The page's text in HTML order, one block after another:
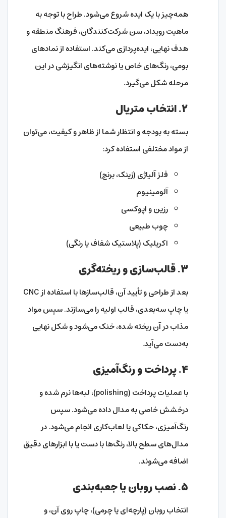
همه‌چیز با یک ایده شروع می‌شود. طراح با توجه به
ماهیت رویداد، سن شرکت‌کنندگان، فرهنگ منطقه و
هدف نهایی، ایده‌پردازی می‌کند. استفاده از نمادهای
بومی، رنگ‌های خاص یا نوشته‌های انگیزشی در این
مرحله شکل می‌گیرد.
۲. انتخاب متریال
بسته به بودجه و انتظار شما از ظاهر و کیفیت، می‌توان
از مواد مختلفی استفاده کرد:
فلز آلیاژی (زینک، برنج)
آلومینیوم
رزین و اپوکسی
چوب طبیعی
اکریلیک (پلاستیک شفاف یا رنگی)
۳. قالب‌سازی و ریخته‌گری
بعد از طراحی و تأیید آن، قالب‌سازها با استفاده از CNC
یا چاپ سه‌بعدی، قالب اولیه را می‌سازند. سپس مواد
مذاب در آن ریخته شده، خنک می‌شود و شکل نهایی
به‌دست می‌آید.
۴. پرداخت و رنگ‌آمیزی
با عملیات پرداخت (polishing)، لبه‌ها نرم شده و
درخشش خاصی به مدال داده می‌شود. سپس
رنگ‌آمیزی، حکاکی یا لعاب‌کاری انجام می‌شود. در
مدال‌های سطح بالا، رنگ‌ها با دست یا با ابزارهای دقیق
اضافه می‌شوند.
۵. نصب روبان یا جعبه‌بندی
انتخاب روبان (پارچه‌ای یا چرمی)، چاپ روی آن، و